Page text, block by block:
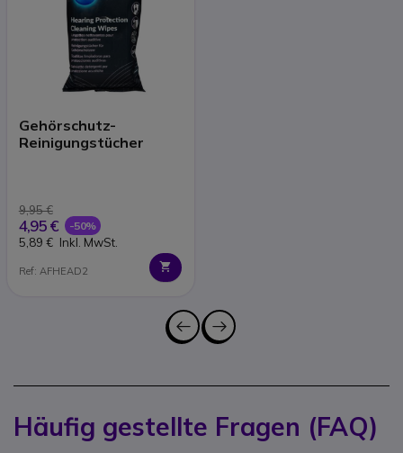
Gehörschutz-
Reinigungstücher
9,95 €
4,95 € -50%
5,89 € Inkl. MwSt.
Ref: AFHEAD2
Häufig gestellte Fragen (FAQ)